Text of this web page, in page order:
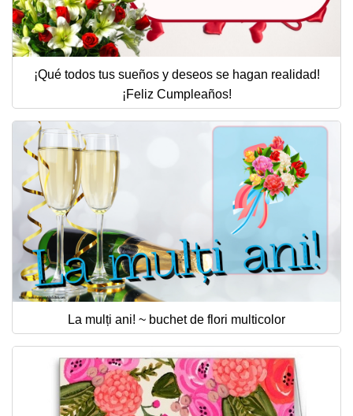
¡Qué todos tus sueños y deseos se hagan realidad!
¡Feliz Cumpleaños!
La mulți ani! ~ buchet de flori multicolor